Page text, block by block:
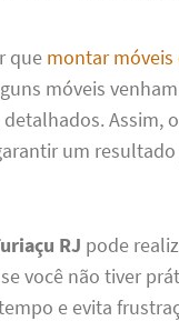
que montar móveis
móveis
Assim,
um
RJ pode
você não tiver
e evita